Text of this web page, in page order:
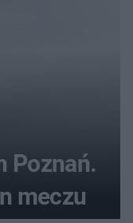
Poznań.
meczu